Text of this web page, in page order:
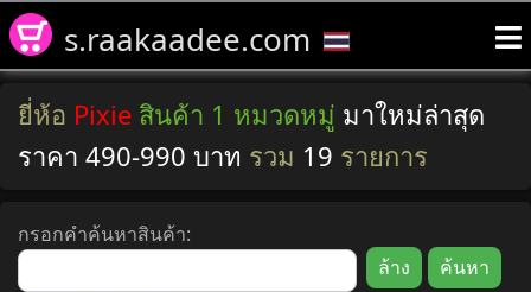
s.raakaadee.com
ยี่ห้อ Pixie สินค้า 1 หมวดหมู่ มาใหม่ล่าสุด
ราคา 490-990 บาท รวม 19 รายการ
กรอกคำค้นหาสินค้า: